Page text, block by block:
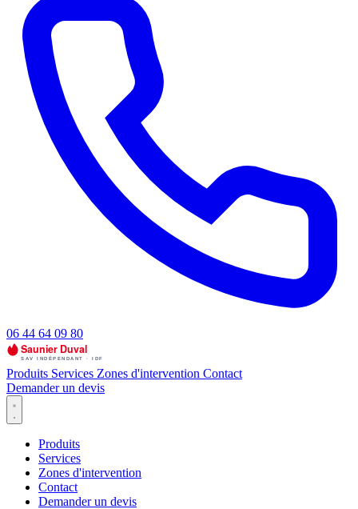
06 44 64 09 80
Produits Services Zones d'intervention Contact
Demander un devis
Produits
Services
Zones d'intervention
Contact
Demander un devis